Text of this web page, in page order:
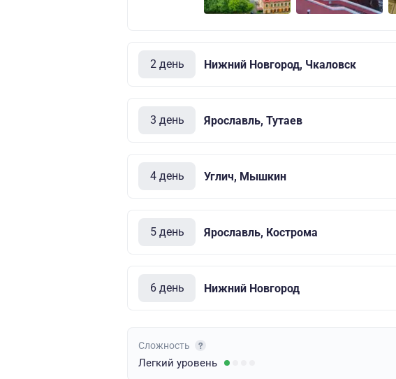
2 день Нижний Новгород, Чкаловск
3 день Ярославль, Тутаев
4 день Углич, Мышкин
5 день Ярославль, Кострома
6 день Нижний Новгород
Сложность
Легкий уровень